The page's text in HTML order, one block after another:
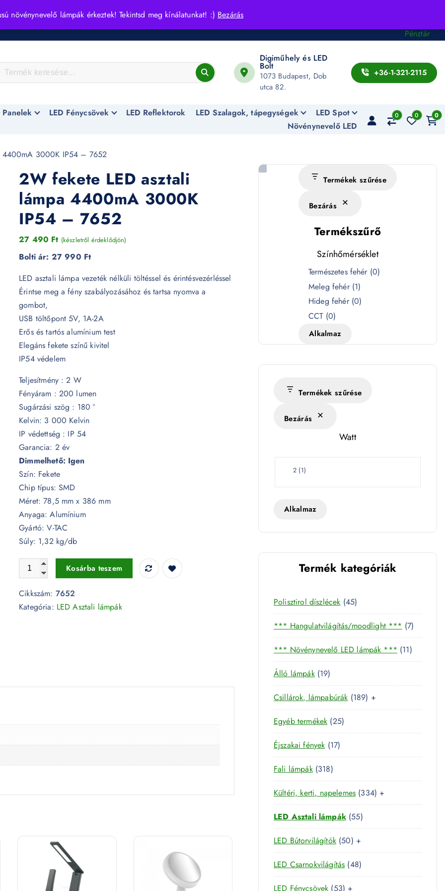
növénynevelő lámpák érkeztek! Tekintsd meg kínálatunkat! :) Bezárás
Pénztár
Digiműhely és LED
Bolt
1073 Budapest, Dob
utca 82.
+36-1-321-2115
Panelek LED Fénycsövek LED Reflektorok LED Szalagok, tápegységek
LED Spot
Növénynevelő LED
0 0 0
4400mA 3000K IP54 – 7652
2W fekete LED asztali
lámpa 4400mA 3000K
IP54 – 7652
27 490 Ft (készletről érdeklődjön)
Bolti ár: 27 990 Ft
LED asztali lámpa vezeték nélküli töltéssel és érintésvezérléssel
Érintse meg a fény szabályozásához és tartsa nyomva a
gombot,
USB töltőpont 5V, 1A-2A
Erős és tartós alumínium test
Elegáns fekete színű kivitel
IP54 védelem
Teljesítmény : 2 W
Fényáram : 200 lumen
Sugárzási szög : 180 °
Kelvin: 3 000 Kelvin
IP védettség : IP 54
Garancia: 2 év
Dimmelhető: Igen
Szín: Fekete
Chip típus: SMD
Méret: 78,5 mm x 386 mm
Anyaga: Alumínium
Gyártó: V-TAC
Súly: 1,32 kg/db
2W fekete LED asztali lámpa 4400mA 3000K IP54 - 7652 mennyiség
Kosárba teszem
Cikkszám: 7652
Kategória: LED Asztali lámpák
Termékek szűrése
Bezárás
Termékszűrő
Színhőmérséklet
é
s
k
Természetes fehér (0)
Meleg fehér (1)
Hideg fehér (0)
CCT (0)
Alkalmaz
Termékek szűrése
Bezárás
Watt
W
t
2 (1)
Alkalmaz
Termék kategóriák
Polisztirol díszlécek 454
5
t
e
r
k
*** Hangulatvilágítás/moodlight *** 77
t
e
r
*** Növénynevelő LED lámpák *** 111
1
e
Álló lámpák 191
9
t
e
r
m
é
k
Csillárok, lámpabúrák 1891
8
t
é
k
+
Egyéb termékek 252
5
e
k
Éjszakai fények 171
7
e
r
m
k
Fali lámpák 3183
1
8
t
e
r
é
k
Kültéri, kerti, napelemes 3343
3
t
+
LED Asztali lámpák 555
5
t
e
r
LED Bútorvilágítók 505
0
t
e
+
LED Csarnokvilágítás 484
8
LED Fénycsövek 535 +